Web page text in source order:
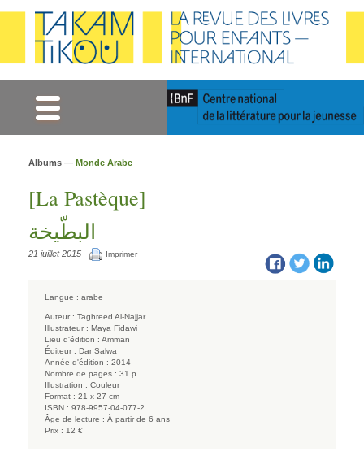
Albums — Monde Arabe
[La Pastèque]
البطّيخة
21 juillet 2015 Imprimer
Langue : arabe
Auteur : Taghreed Al-Najjar
Illustrateur : Maya Fidawi
Lieu d'édition : Amman
Éditeur : Dar Salwa
Année d'édition : 2014
Nombre de pages : 31 p.
Illustration : Couleur
Format : 21 x 27 cm
ISBN : 978-9957-04-077-2
Âge de lecture : À partir de 6 ans
Prix : 12 €